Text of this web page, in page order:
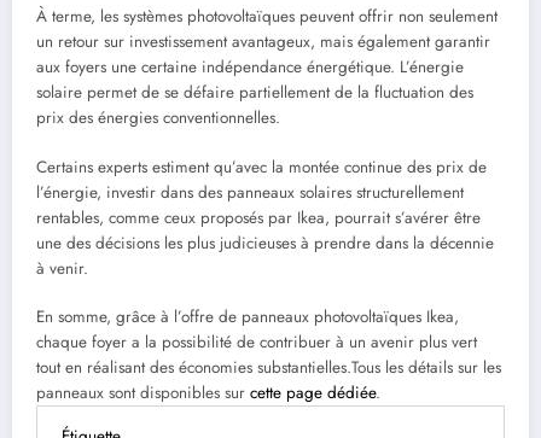
À terme, les systèmes photovoltaïques peuvent offrir non seulement
un retour sur investissement avantageux, mais également garantir
aux foyers une certaine indépendance énergétique. L’énergie
solaire permet de se défaire partiellement de la fluctuation des
prix des énergies conventionnelles.
Certains experts estiment qu’avec la montée continue des prix de
l’énergie, investir dans des panneaux solaires structurellement
rentables, comme ceux proposés par Ikea, pourrait s’avérer être
une des décisions les plus judicieuses à prendre dans la décennie
à venir.
En somme, grâce à l’offre de panneaux photovoltaïques Ikea,
chaque foyer a la possibilité de contribuer à un avenir plus vert
tout en réalisant des économies substantielles.Tous les détails sur les
panneaux sont disponibles sur cette page dédiée.